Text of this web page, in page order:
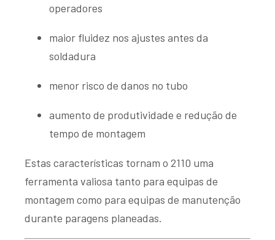
operadores
maior fluidez nos ajustes antes da
soldadura
menor risco de danos no tubo
aumento de produtividade e redução de
tempo de montagem
Estas características tornam o 2110 uma
ferramenta valiosa tanto para equipas de
montagem como para equipas de manutenção
durante paragens planeadas.